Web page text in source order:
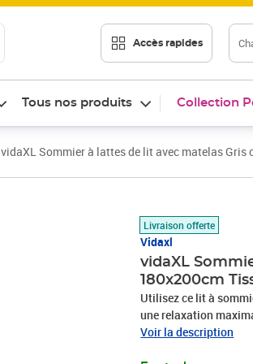
Accès rapides
Tous nos produits Collection
vidaXL Sommier à lattes de lit avec matelas Gris
Livraison offerte
Vidaxl
vidaXL
180x200cm
Utilisez ce lit à
une relaxation
aspect simple et
Voir la description
Prix barré 672,99 €
Prix 620,89€